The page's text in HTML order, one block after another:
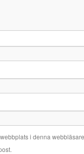
i denna